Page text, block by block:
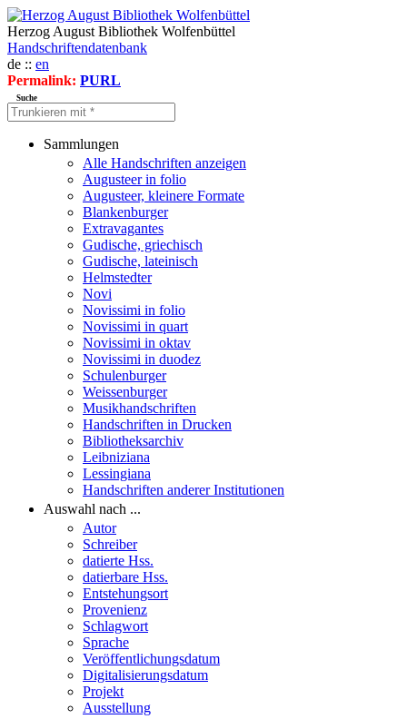
Herzog August Bibliothek Wolfenbüttel
Handschriftendatenbank
de :: en
Permalink: PURL
Suche
Sammlungen
Alle Handschriften anzeigen
Augusteer in folio
Augusteer, kleinere Formate
Blankenburger
Extravagantes
Gudische, griechisch
Gudische, lateinisch
Helmstedter
Novi
Novissimi in folio
Novissimi in quart
Novissimi in oktav
Novissimi in duodez
Schulenburger
Weissenburger
Musikhandschriften
Handschriften in Drucken
Bibliotheksarchiv
Leibniziana
Lessingiana
Handschriften anderer Institutionen
Auswahl nach ...
Autor
Schreiber
datierte Hss.
datierbare Hss.
Entstehungsort
Provenienz
Schlagwort
Sprache
Veröffentlichungsdatum
Digitalisierungsdatum
Projekt
Ausstellung